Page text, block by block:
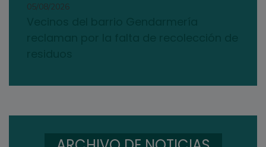
05/08/2026